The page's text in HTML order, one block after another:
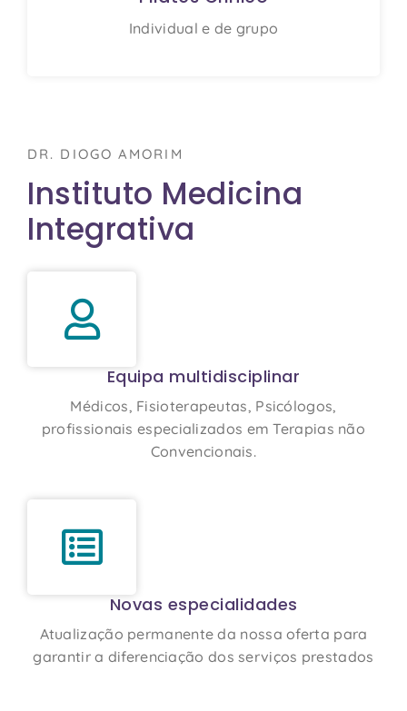
Individual e de grupo
DR. DIOGO AMORIM
Instituto Medicina
Integrativa
Equipa multidisciplinar
Médicos, Fisioterapeutas, Psicólogos,
profissionais especializados em Terapias não
Convencionais.
Novas especialidades
Atualização permanente da nossa oferta para
garantir a diferenciação dos serviços prestados